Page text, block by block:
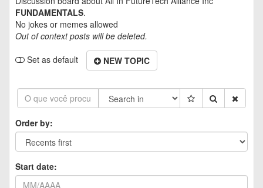
FUNDAMENTALS.
No jokes or memes allowed
Out of context posts will be deleted.
Set as default
NEW TOPIC
Order by:
Start date: